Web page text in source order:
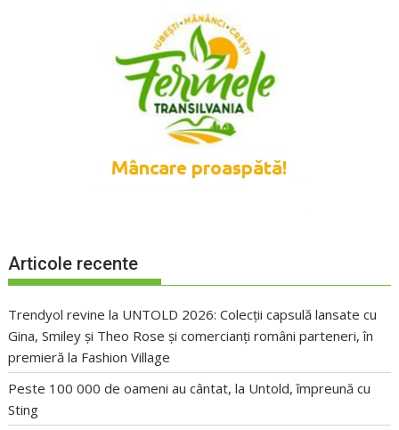
Articole recente
Trendyol revine la UNTOLD 2026: Colecții capsulă lansate cu
Gina, Smiley și Theo Rose și comercianți români parteneri, în
premieră la Fashion Village
Peste 100 000 de oameni au cântat, la Untold, împreună cu
Sting